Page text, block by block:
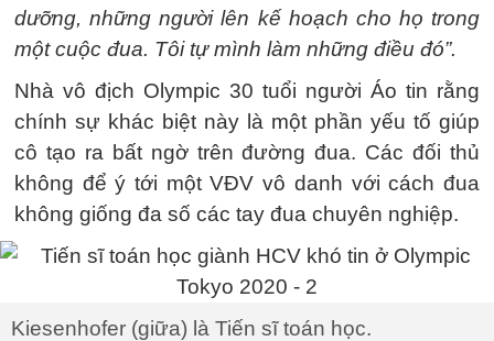
dưỡng, những người lên kế hoạch cho họ trong
một cuộc đua. Tôi tự mình làm những điều đó”.
Nhà vô địch Olympic 30 tuổi người Áo tin rằng
chính sự khác biệt này là một phần yếu tố giúp
cô tạo ra bất ngờ trên đường đua. Các đối thủ
không để ý tới một VĐV vô danh với cách đua
không giống đa số các tay đua chuyên nghiệp.
Kiesenhofer (giữa) là Tiến sĩ toán học.